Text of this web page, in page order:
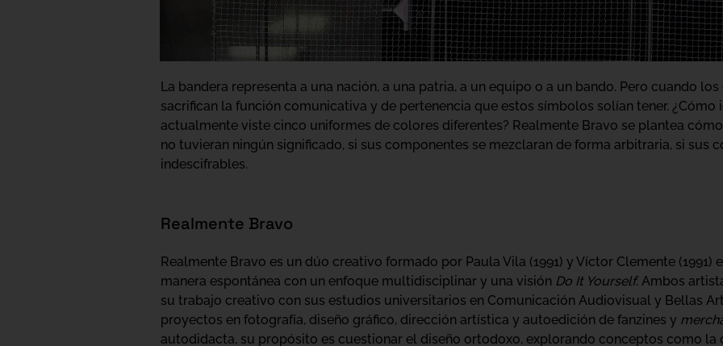
La bandera representa a una nación, a una patria, a un equipo o a un bando. Pero cuando
sacrifican la función comunicativa y de pertenencia que estos símbolos solían tener.
actualmente viste cinco uniformes de colores diferentes? Realmente Bravo se plantea
no tuvieran ningún significado, si sus componentes se mezclaran de forma arbitraria, si sus
indescifrables.
Realmente Bravo
Realmente Bravo es un dúo creativo formado por Paula Vila (1991) y Víctor Clemente (1991)
manera espontánea con un enfoque multidisciplinar y una visión Do It Yourself. Ambos
su trabajo creativo con sus estudios universitarios en Comunicación Audiovisual y Bellas
proyectos en fotografía, diseño gráfico, dirección artística y autoedición de fanzines y
autodidacta, su propósito es cuestionar el diseño ortodoxo, explorando conceptos como la